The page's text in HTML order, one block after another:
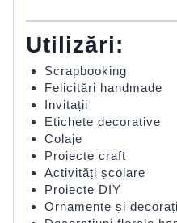
Utilizări:
Scrapbooking
Felicitări handmade
Invitații
Etichete decorative
Colaje
Proiecte craft
Activități școlare
Proiecte DIY
Ornamente și